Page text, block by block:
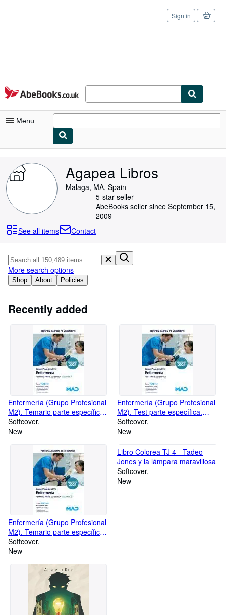
Skip to main content
AbeBooks.co.uk
Sign in
Menu
My Purchases
Advanced Search
Browse Collections
Art & Collectables
Textbooks
Start Selling
Agapea Libros
Malaga, MA, Spain
5-star seller
AbeBooks seller since September 15,
2009
See all items
Contact
Shop About Policies
More search options
Recently added
Enfermería (Grupo Profesional
M2). Temario parte específica
volumen 1. Ministerios
Softcover
New
Enfermería (Grupo Profesional
M2). Test parte específica.
Ministerios
Softcover
New
Enfermería (Grupo Profesional
M2). Temario parte específica
volumen 2. Ministerios
Softcover
New
Libro Colorea TJ 4 - Tadeo
Jones y la lámpara maravillosa
Softcover
New